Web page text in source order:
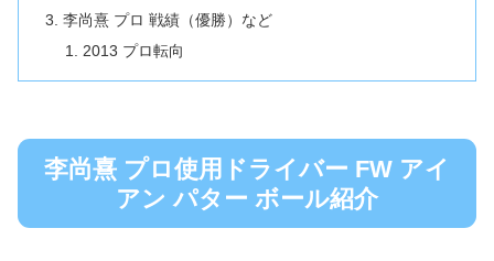
李尚熹 プロ 戦績（優勝）など
2013 プロ転向
李尚熹 プロ使用ドライバー FW アイ
アン パター ボール紹介